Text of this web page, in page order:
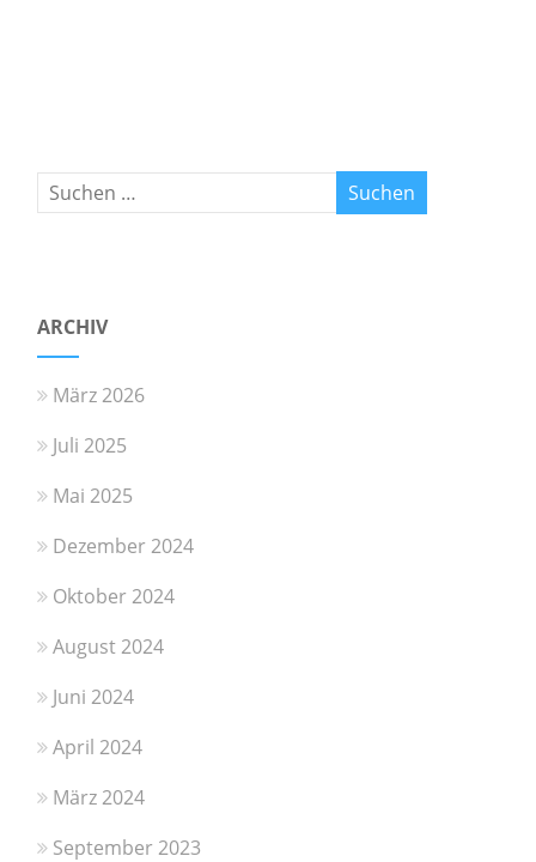
ARCHIV
März 2026
Juli 2025
Mai 2025
Dezember 2024
Oktober 2024
August 2024
Juni 2024
April 2024
März 2024
September 2023